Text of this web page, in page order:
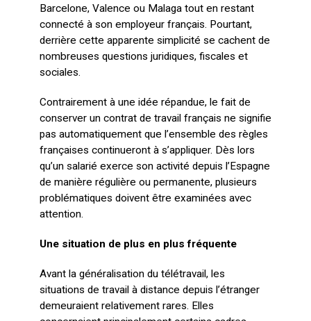
Barcelone, Valence ou Malaga tout en restant
connecté à son employeur français. Pourtant,
derrière cette apparente simplicité se cachent de
nombreuses questions juridiques, fiscales et
sociales.
Contrairement à une idée répandue, le fait de
conserver un contrat de travail français ne signifie
pas automatiquement que l’ensemble des règles
françaises continueront à s’appliquer. Dès lors
qu’un salarié exerce son activité depuis l’Espagne
de manière régulière ou permanente, plusieurs
problématiques doivent être examinées avec
attention.
Une situation de plus en plus fréquente
Avant la généralisation du télétravail, les
situations de travail à distance depuis l’étranger
demeuraient relativement rares. Elles